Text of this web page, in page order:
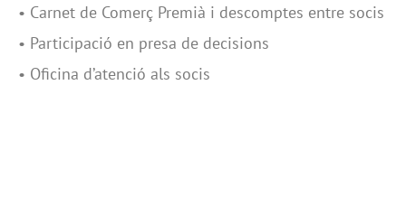
• Carnet de Comerç Premià i descomptes entre socis
• Participació en presa de decisions
• Oficina d’atenció als socis